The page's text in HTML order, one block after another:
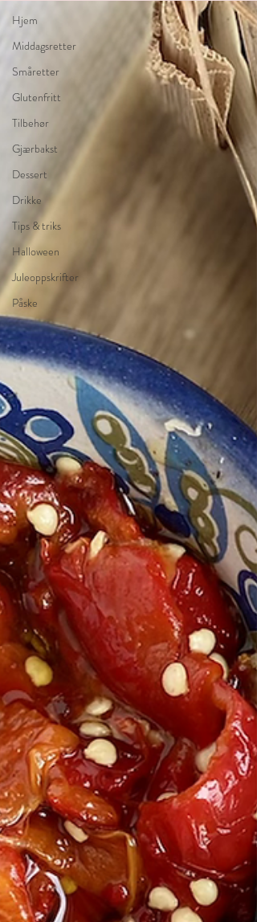
Hjem
Middagsretter
Småretter
Glutenfritt
Tilbehør
Gjærbakst
Dessert
Drikke
Tips & triks
Halloween
Juleoppskrifter
Påske